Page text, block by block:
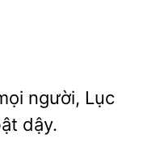
người, Lục
dậy.